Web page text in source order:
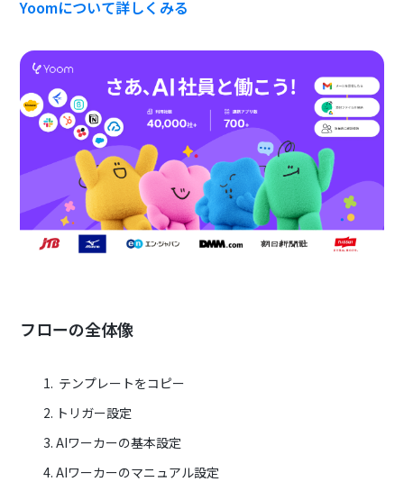
Yoomについて詳しくみる
フローの全体像
テンプレートをコピー
トリガー設定
AIワーカーの基本設定
AIワーカーのマニュアル設定